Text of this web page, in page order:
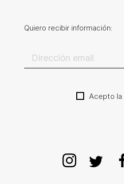
Quiero recibir información:
Acepto la